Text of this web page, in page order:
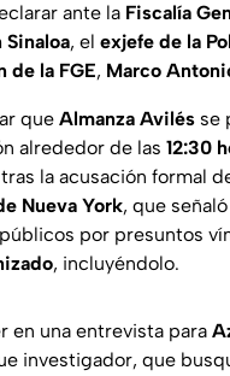
ante la Fiscalía
Sinaloa, el exjefe de la
de la FGE, Marco
que Almanza Avilés se
alrededor de las 12:30
la acusación formal
Nueva York, que
por presuntos
, incluyéndolo.
en una entrevista para
investigador, que